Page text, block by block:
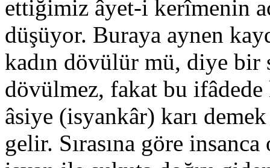
ettiğimiz âyet-i kerîmenin
düşüyor. Buraya aynen
kadın dövülür mü, diye
dövülmez, fakat bu ifâdede
âsiye (isyankâr) karı
gelir. Sırasına göre